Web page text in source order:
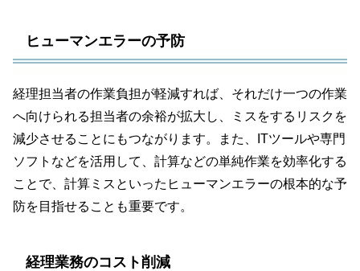
ヒューマンエラーの予防
経理担当者の作業負担が軽減すれば、それだけ一つの作業
へ向けられる担当者の余裕が拡大し、ミスをするリスクを
減少させることにもつながります。また、ITツールや専門
ソフトなどを活用して、計算などの単純作業を効率化する
ことで、計算ミスといったヒューマンエラーの根本的な予
防を目指せることも重要です。
経理業務のコスト削減